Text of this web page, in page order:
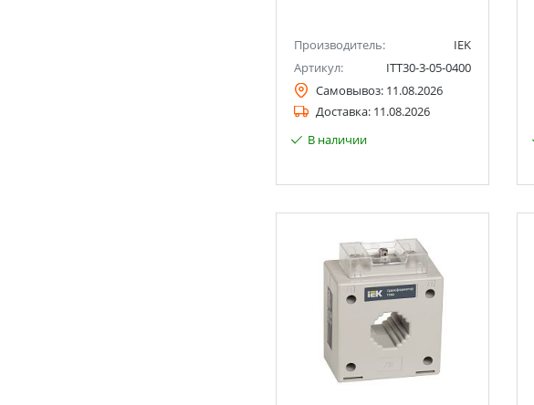
Производитель:
IEK
Артикул:
ITT30-3-05-0400
Самовывоз: 11.08.2026
Доставка: 11.08.2026
В наличии